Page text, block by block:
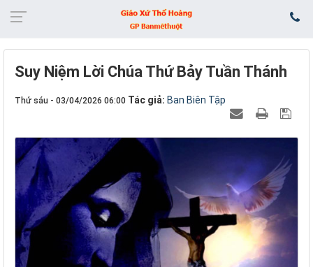
Suy Niệm Lời Chúa Thứ Bảy Tuần Thánh
Thứ sáu - 03/04/2026 06:00 Tác giả: Ban Biên Tập